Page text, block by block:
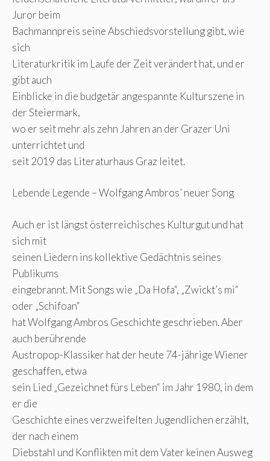
Juror beim
Bachmannpreis seine Abschiedsvorstellung gibt, wie
sich
Literaturkritik im Laufe der Zeit verändert hat, und er
gibt auch
Einblicke in die budgetär angespannte Kulturszene in
der Steiermark,
wo er seit mehr als zehn Jahren an der Grazer Uni
unterrichtet und
seit 2019 das Literaturhaus Graz leitet.
Lebende Legende – Wolfgang Ambros’ neuer Song
Auch er ist längst österreichisches Kulturgut und hat
sich mit
seinen Liedern ins kollektive Gedächtnis seines
Publikums
eingebrannt. Mit Songs wie „Da Hofa“, „Zwickt’s mi“
oder „Schifoan“
hat Wolfgang Ambros Geschichte geschrieben. Aber
auch berührende
Austropop-Klassiker hat der heute 74-jährige Wiener
geschaffen, etwa
sein Lied „Gezeichnet fürs Leben“ im Jahr 1980, in dem
er die
Geschichte eines verzweifelten Jugendlichen erzählt,
der nach einem
Diebstahl und Konflikten mit dem Vater keinen Ausweg